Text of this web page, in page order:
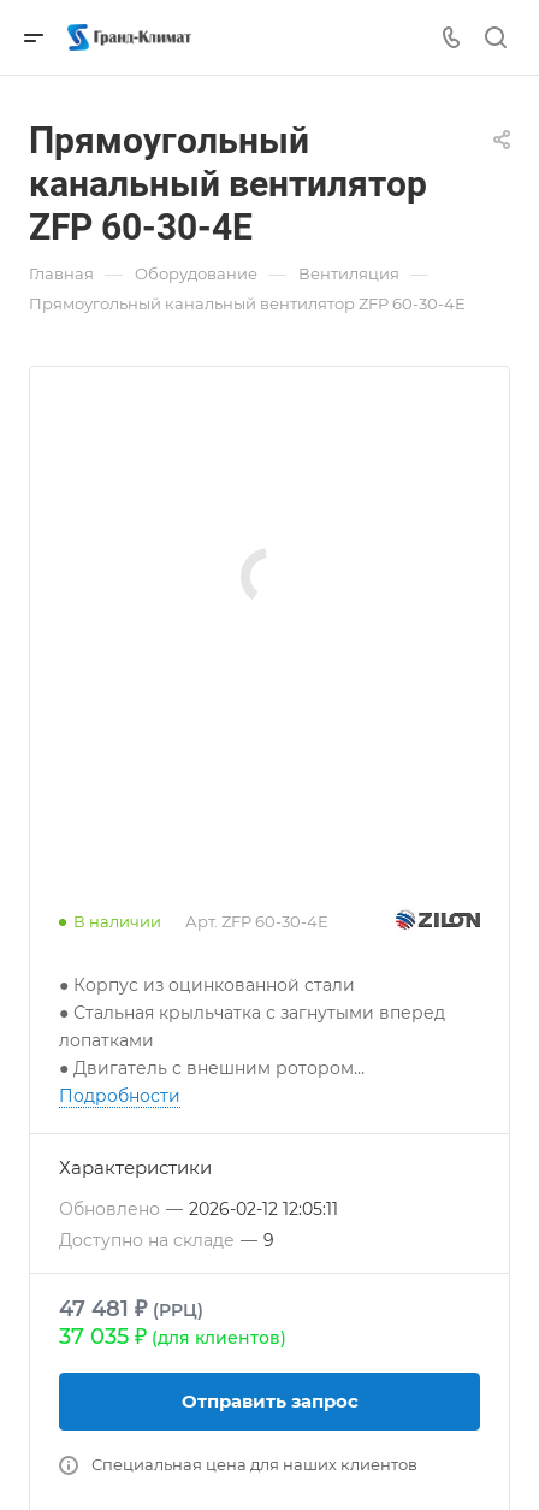
Прямоугольный
канальный вентилятор
ZFP 60-30-4Е
Главная — Оборудование — Вентиляция —
Прямоугольный канальный вентилятор ZFP 60-30-4Е
В наличии Арт. ZFP 60-30-4Е
● Корпус из оцинкованной стали
● Стальная крыльчатка с загнутыми вперед
лопатками
● Двигатель с внешним ротором
● Электродвигатель с рабочим колесом
подключения внешней термозащиты
● Регулирование скорости по напряжению,
либо частотным регулятором
Подробности
Характеристики
Обновлено — 2026-02-12 12:05:11
Доступно на складе — 9
47 481 ₽ (РРЦ)
37 035 ₽ (для клиентов)
Отправить запрос
Специальная цена для наших клиентов